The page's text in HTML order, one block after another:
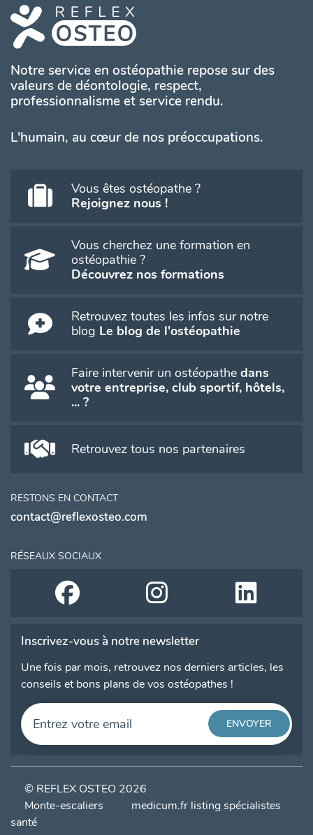
Notre service en ostéopathie repose sur des
valeurs de déontologie, respect,
professionnalisme et service rendu.
L'humain, au cœur de nos préoccupations.
Vous êtes ostéopathe ?
Rejoignez nous !
Vous cherchez une formation en
ostéopathie ?
Découvrez nos formations
Retrouvez toutes les infos sur notre
blog Le blog de l'ostéopathie
Faire intervenir un ostéopathe dans
votre entreprise, club sportif, hôtels,
... ?
Retrouvez tous nos partenaires
RESTONS EN CONTACT
contact@reflexosteo.com
RÉSEAUX SOCIAUX
Inscrivez-vous à notre newsletter
Une fois par mois, retrouvez nos derniers articles, les
conseils et bons plans de vos ostéopathes !
© REFLEX OSTEO 2026
Monte-escaliers
medicum.fr listing spécialistes
santé